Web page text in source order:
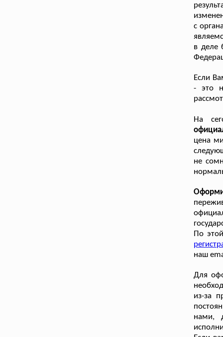
с
в деле
Если
- это
На
цена
не
По
наш
Для
из-за
нами,